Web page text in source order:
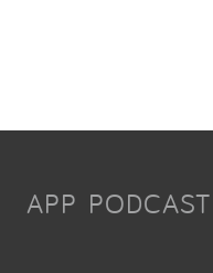
APP PODCAST